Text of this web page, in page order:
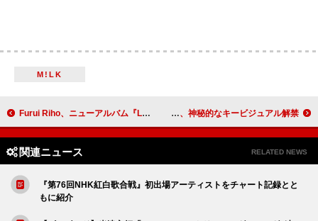
M!LK
Furui Riho、ニューアルバム『Letters』3月リリース 鈴木福×あのW主演で『惡の華』がドラマ化、神秘的なキービジュアル解禁
関連ニュース RELATED NEWS
『第76回NHK紅白歌合戦』初出場アーティストをチャート記録とと
もに紹介